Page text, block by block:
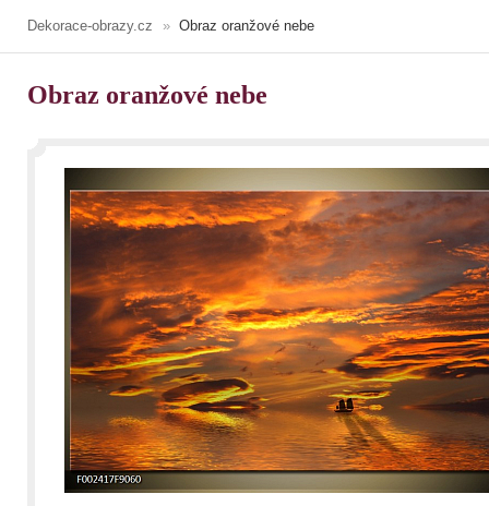
Dekorace-obrazy.cz Obraz oranžové nebe
Obraz oranžové nebe